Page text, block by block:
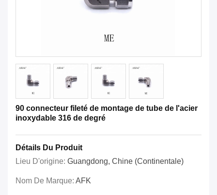
90 connecteur fileté de montage de tube de l'acier
inoxydable 316 de degré
Détails Du Produit
Lieu D'origine: Guangdong, Chine (continentale)
Nom De Marque: AFK